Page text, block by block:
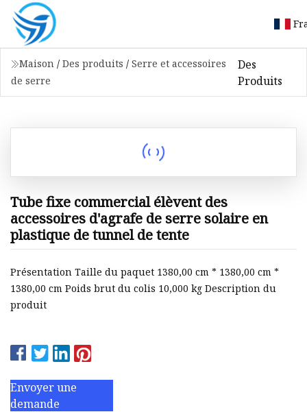
Maison / Des produits / Serre et accessoires
de serre
Des
Produits
Tube fixe commercial élèvent des
accessoires d'agrafe de serre solaire en
plastique de tunnel de tente
Présentation Taille du paquet 1380,00 cm * 1380,00 cm *
1380,00 cm Poids brut du colis 10,000 kg Description du
produit
Envoyer une
demande